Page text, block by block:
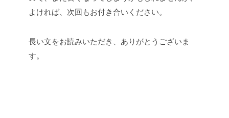
よければ、次回もお付き合いください。
長い文をお読みいただき、ありがとうございま
す。